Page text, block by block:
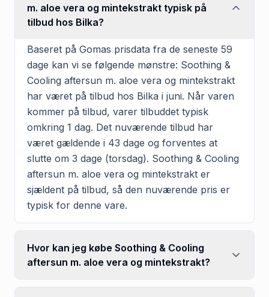
m. aloe vera og mintekstrakt typisk på
tilbud hos Bilka?
Baseret på Gomas prisdata fra de seneste 59
dage kan vi se følgende mønstre: Soothing &
Cooling aftersun m. aloe vera og mintekstrakt
har været på tilbud hos Bilka i juni. Når varen
kommer på tilbud, varer tilbuddet typisk
omkring 1 dag. Det nuværende tilbud har
været gældende i 43 dage og forventes at
slutte om 3 dage (torsdag). Soothing & Cooling
aftersun m. aloe vera og mintekstrakt er
sjældent på tilbud, så den nuværende pris er
typisk for denne vare.
Hvor kan jeg købe Soothing & Cooling
aftersun m. aloe vera og mintekstrakt?